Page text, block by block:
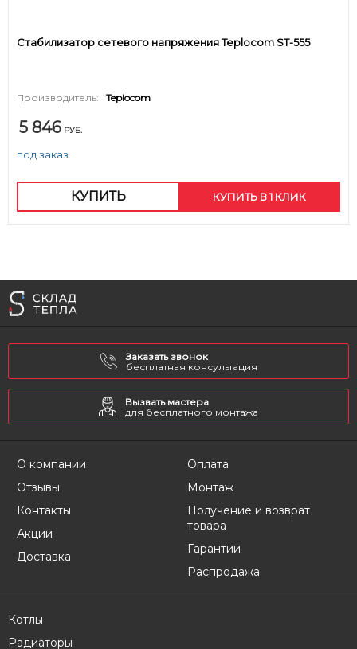
Стабилизатор сетевого напряжения Teplocom ST-555
Производитель: Teplocom
5 846 РУБ.
под заказ
КУПИТЬ КУПИТЬ В 1 КЛИК
Заказать звонок
бесплатная консультация
Вызвать мастера
для бесплатного монтажа
О компании
Отзывы
Контакты
Акции
Доставка
Оплата
Монтаж
Получение и возврат
товара
Гарантии
Распродажа
Котлы
Радиаторы